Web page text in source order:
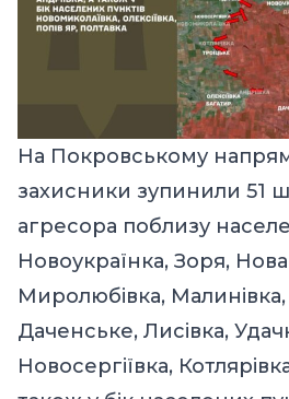
На Покровському
захисники зупинили 51
агресора поблизу
Новоукраїнка, Зоря,
Миролюбівка, Малинівка,
Даченське, Лисівка,
Новосергіївка,